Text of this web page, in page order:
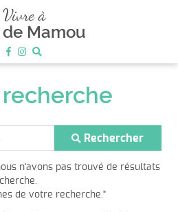
Vivre à
de Mamou
Rechercher
n'avons pas trouvé de résultats
de votre recherche."